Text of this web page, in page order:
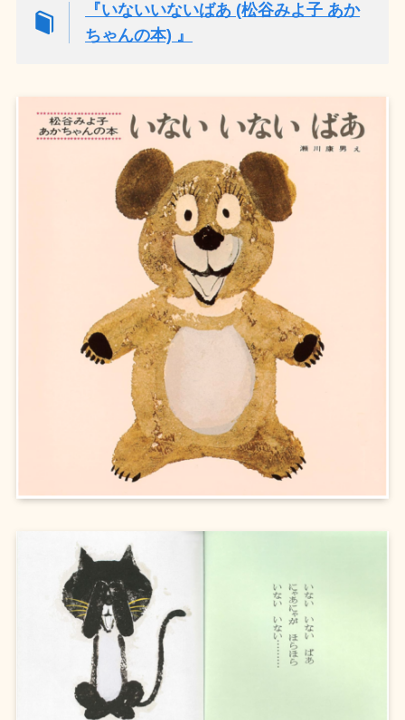
『いないいないばあ (松谷みよ子 あか
ちゃんの本) 』